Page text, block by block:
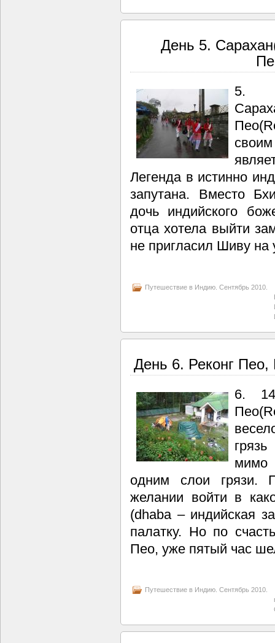
День 5.
5.
Легенда в истинно
запутана. Вместо
дочь индийского
отца хотела выйти
не пригласил Шиву на
Путешествие в Индию. Сентябрь 2010.
День 6. Реконг Пео,
6.
мимо
одним слои грязи.
желании войти в
(dhaba – индийская
палатку. Но по
Пео, уже пятый час
Путешествие в Индию. Сентябрь 2010.